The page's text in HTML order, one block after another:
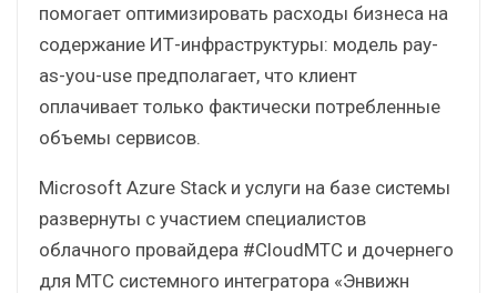
помогает оптимизировать расходы бизнеса на
содержание ИТ-инфраструктуры: модель pay-
as-you-use предполагает, что клиент
оплачивает только фактически потребленные
объемы сервисов.
Microsoft Azure Stack и услуги на базе системы
развернуты с участием специалистов
облачного провайдера #CloudМТС и дочернего
для МТС системного интегратора «Энвижн